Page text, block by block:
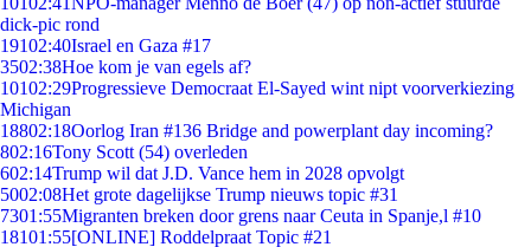
dick-pic rond
19102:40Israel en Gaza #17
3502:38Hoe kom je van egels af?
10102:29Progressieve Democraat El-Sayed wint nipt voorverkiezing
Michigan
18802:18Oorlog Iran #136 Bridge and powerplant day incoming?
802:16Tony Scott (54) overleden
602:14Trump wil dat J.D. Vance hem in 2028 opvolgt
5002:08Het grote dagelijkse Trump nieuws topic #31
7301:55Migranten breken door grens naar Ceuta in Spanje,l #10
18101:55[ONLINE] Roddelpraat Topic #21